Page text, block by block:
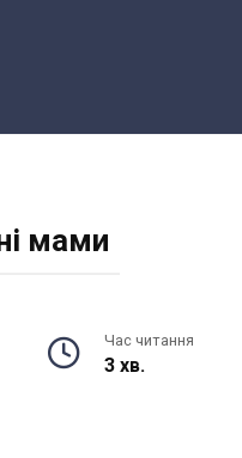
мами
Час читання
3 хв.